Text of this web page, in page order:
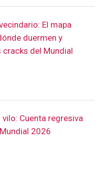
El mapa
duermen y
cracks del Mundial
vilo: Cuenta regresiva
2026